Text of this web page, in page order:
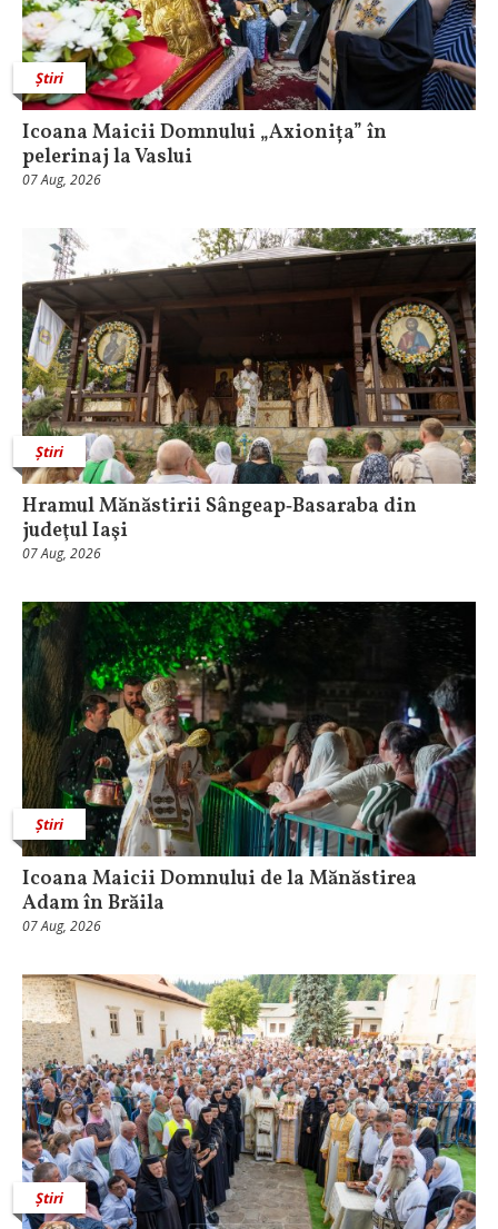
Știri
Icoana Maicii Domnului „Axionița” în
pelerinaj la Vaslui
07 Aug, 2026
Știri
Hramul Mănăstirii Sângeap‑Basaraba din
judeţul Iaşi
07 Aug, 2026
Știri
Icoana Maicii Domnului de la Mănăstirea
Adam în Brăila
07 Aug, 2026
Știri